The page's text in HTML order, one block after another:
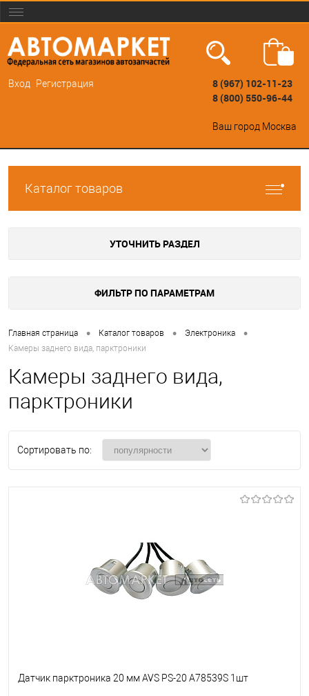
Вход Регистрация
8 (967) 102-11-23
8 (800) 550-96-44
Ваш город Москва
Каталог товаров
УТОЧНИТЬ РАЗДЕЛ
ФИЛЬТР ПО ПАРАМЕТРАМ
Главная страница • Каталог товаров • Электроника •
Камеры заднего вида, парктроники
Камеры заднего вида,
парктроники
Сортировать по:
Датчик парктроника 20 мм AVS PS-20 A78539S 1шт